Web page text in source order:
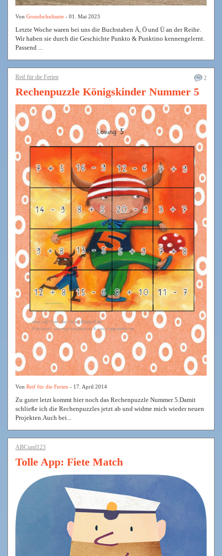
Von Grundschultante - 01. Mai 2023
Letzte Woche waren bei uns die Buchstaben Ä, Ö und Ü an der Reihe.
Wir haben sie durch die Geschichte Punkto & Punktino kennengelernt.
Passend ...
2
Reif für die Ferien
Rechenpuzzle Königskinder Nummer 5
Von Reif für die Ferien - 17. April 2014
Zu guter letzt kommt hier noch das Rechenpuzzle Nummer 5.Damit
schließe ich die Rechenpuzzles jetzt ab und widme mich wieder neuen
Projekten.Auch bei...
ABCund123
Tolle App: Fiete Match